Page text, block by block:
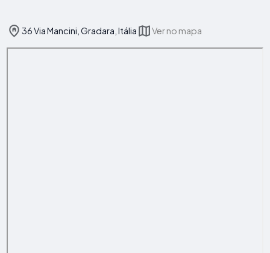
36 Via Mancini, Gradara, Itália Ver no mapa